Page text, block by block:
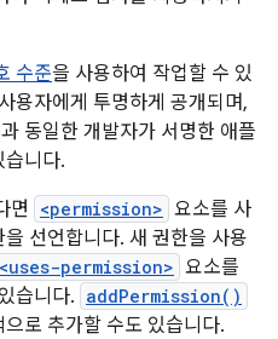
수준을 사용하여 작업할 수 있
용자에게 투명하게 공개되며,
동일한 개발자가 서명한 애플
습니다.
면
<permission> 요소를 사
선언합니다. 새 권한을 사용
<uses-permission> 요소를
습니다. addPermission()
로 추가할 수도 있습니다.